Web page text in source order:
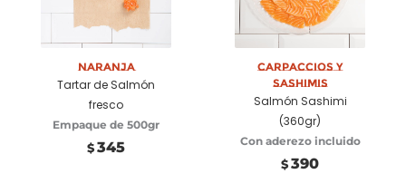
Añadir a
carrito
Naranja
Tartar de Salmón
fresco
Empaque de 500gr
$ 345
Seleccionar
opciones
Carpaccios y
Sashimis
Salmón Sashimi
(360gr)
Con aderezo incluido
$ 390